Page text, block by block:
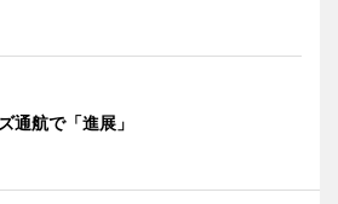
通航で「進展」